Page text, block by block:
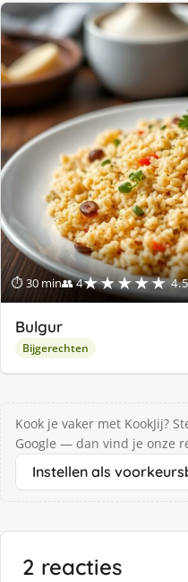
⏱ 30 min👥 4★★★★★
Bulgur
Bijgerechten
Kook je vaker met KookJij?
Google — dan vind je onze
Instellen als
2 reacties